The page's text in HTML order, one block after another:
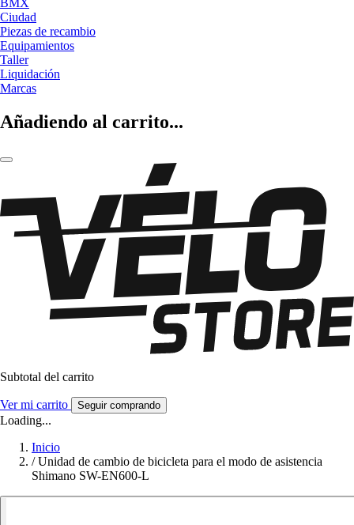
BMX
Ciudad
Piezas de recambio
Equipamientos
Taller
Liquidación
Marcas
Añadiendo al carrito...
Subtotal del carrito
Ver mi carrito Seguir comprando
Loading...
Inicio
/ Unidad de cambio de bicicleta para el modo de asistencia
Shimano SW-EN600-L